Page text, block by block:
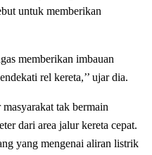
untuk memberikan
memberikan imbauan
rel kereta,’’ ujar dia.
tak bermain
dari area jalur kereta cepat.
yang mengenai aliran listrik